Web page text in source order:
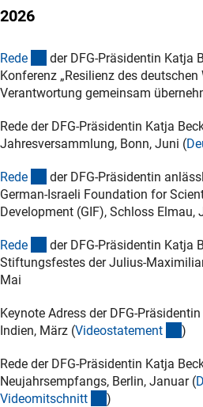
2026
Rede (Download)
der DFG-Präsidentin Katja
Konferenz „Resilienz des
Verantwortung gemeinsam
Rede der DFG-Präsidentin Katja
Jahresversammlung, Bonn, Juni (
Rede (Download)
(Download)
der DFG-Präsidentin
German-Israeli Foundation for
Development (GIF), Schloss Elmau,
Rede (Download)
der DFG-Präsidentin Katja
Stiftungsfestes der Julius-
Mai
Keynote Adress der DFG-
Indien, März (Videostatement )
Rede der DFG-Präsidentin Katja
Neujahrsempfangs, Berlin, Januar (
Videomitschnitt (interner Link)
)